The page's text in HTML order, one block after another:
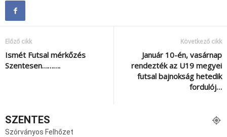
Előző cikk
Ismét Futsal mérkőzés
Szentesen……….
Következő cikk
Január 10-én, vasárnap
rendezték az U19 megyei
futsal bajnokság hetedik
fordulój…
SZENTES
Szórványos Felhőzet